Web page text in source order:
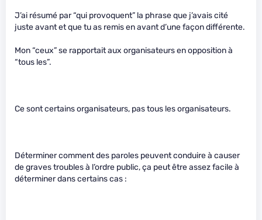
J’ai résumé par “qui provoquent” la phrase que j’avais cité
juste avant et que tu as remis en avant d’une façon différente.
Mon “ceux” se rapportait aux organisateurs en opposition à
“tous les”.
Ce sont certains organisateurs, pas tous les organisateurs.
Déterminer comment des paroles peuvent conduire à causer
de graves troubles à l’ordre public, ça peut être assez facile à
déterminer dans certains cas :